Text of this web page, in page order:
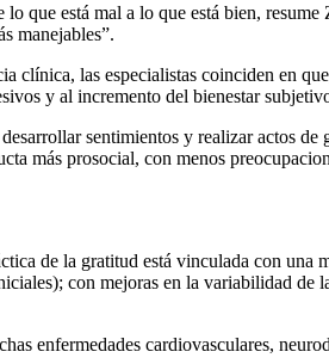
que está mal a lo que está bien,
manejables”.
clínica, las especialistas coinciden en
y al incremento del bienestar
sentimientos y realizar actos
más prosocial, con menos
de la gratitud está vinculada con
con mejoras en la variabilidad
enfermedades cardiovasculares,